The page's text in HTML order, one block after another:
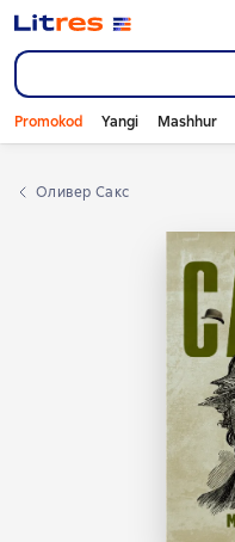
Promokod Yangi Mashhur
Оливер Сакс